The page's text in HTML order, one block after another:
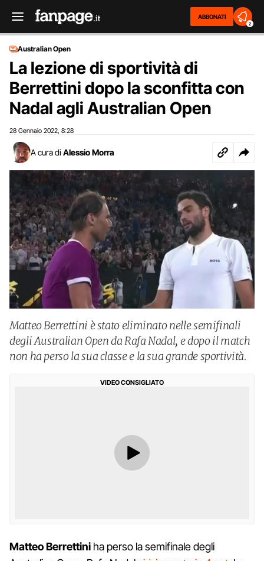
ABBONATI
2
Australian Open
La lezione di sportività di
Berrettini dopo la sconfitta con
Nadal agli Australian Open
28 Gennaio 2022 8:28
A cura di Alessio Morra
Matteo Berrettini è stato eliminato nelle semifinali
degli Australian Open da Rafa Nadal, e dopo il match
non ha perso la sua classe e la sua grande sportività.
VIDEO CONSIGLIATO
Matteo Berrettini ha perso la semifinale degli